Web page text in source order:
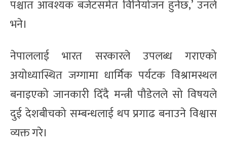
पश्चात आवश्यक बजेटसमेत विनियोजन हुनेछ,’ उनले
भने।
नेपाललाई भारत सरकारले उपलब्ध गराएको
अयोध्यास्थित जग्गामा धार्मिक पर्यटक विश्रामस्थल
बनाइएको जानकारी दिँदै मन्त्री पौडेलले सो विषयले
दुई देशबीचको सम्बन्धलाई थप प्रगाढ बनाउने विश्वास
व्यक्त गरे।